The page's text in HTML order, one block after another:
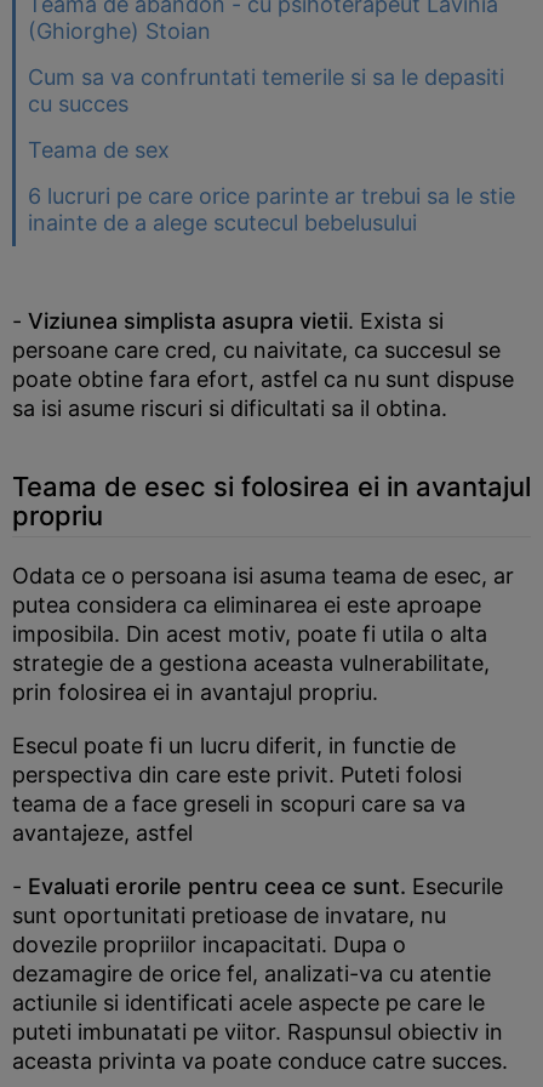
(Ghiorghe) Stoian
Cum sa va confruntati temerile si sa le depasiti
cu succes
Teama de sex
6 lucruri pe care orice parinte ar trebui sa le stie
inainte de a alege scutecul bebelusului
- Viziunea simplista asupra vietii. Exista si
persoane care cred, cu naivitate, ca succesul se
poate obtine fara efort, astfel ca nu sunt dispuse
sa isi asume riscuri si dificultati sa il obtina.
Teama de esec si folosirea ei in avantajul
propriu
Odata ce o persoana isi asuma teama de esec, ar
putea considera ca eliminarea ei este aproape
imposibila. Din acest motiv, poate fi utila o alta
strategie de a gestiona aceasta vulnerabilitate,
prin folosirea ei in avantajul propriu.
Esecul poate fi un lucru diferit, in functie de
perspectiva din care este privit. Puteti folosi
teama de a face greseli in scopuri care sa va
avantajeze, astfel
- Evaluati erorile pentru ceea ce sunt. Esecurile
sunt oportunitati pretioase de invatare, nu
dovezile propriilor incapacitati. Dupa o
dezamagire de orice fel, analizati-va cu atentie
actiunile si identificati acele aspecte pe care le
puteti imbunatati pe viitor. Raspunsul obiectiv in
aceasta privinta va poate conduce catre succes.